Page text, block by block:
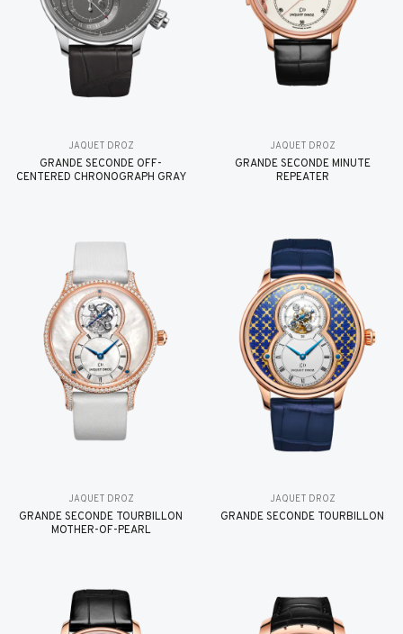
JAQUET DROZ
GRANDE SECONDE OFF-
CENTERED CHRONOGRAPH GRAY
JAQUET DROZ
GRANDE SECONDE MINUTE
REPEATER
JAQUET DROZ
GRANDE SECONDE TOURBILLON
MOTHER-OF-PEARL
JAQUET DROZ
GRANDE SECONDE TOURBILLON